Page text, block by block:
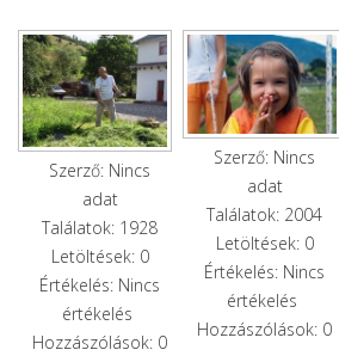
Szerző: Nincs
adat
Találatok: 1928
Letöltések: 0
Értékelés: Nincs
értékelés
Hozzászólások: 0
Szerző: Nincs
adat
Találatok: 2004
Letöltések: 0
Értékelés: Nincs
értékelés
Hozzászólások: 0